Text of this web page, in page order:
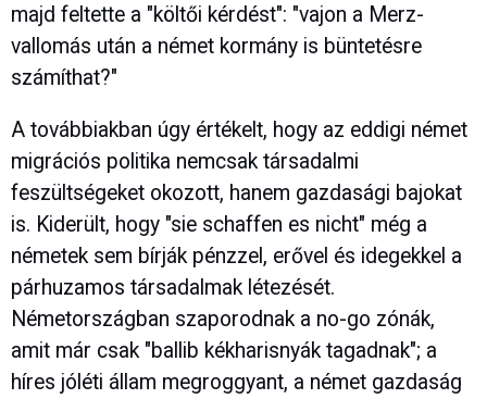
majd feltette a "költői kérdést": "vajon a Merz-
vallomás után a német kormány is büntetésre
számíthat?"
A továbbiakban úgy értékelt, hogy az eddigi német
migrációs politika nemcsak társadalmi
feszültségeket okozott, hanem gazdasági bajokat
is. Kiderült, hogy "sie schaffen es nicht" még a
németek sem bírják pénzzel, erővel és idegekkel a
párhuzamos társadalmak létezését.
Németországban szaporodnak a no-go zónák,
amit már csak "ballib kékharisnyák tagadnak"; a
híres jóléti állam megroggyant, a német gazdaság